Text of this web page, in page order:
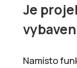
Je
Namísto